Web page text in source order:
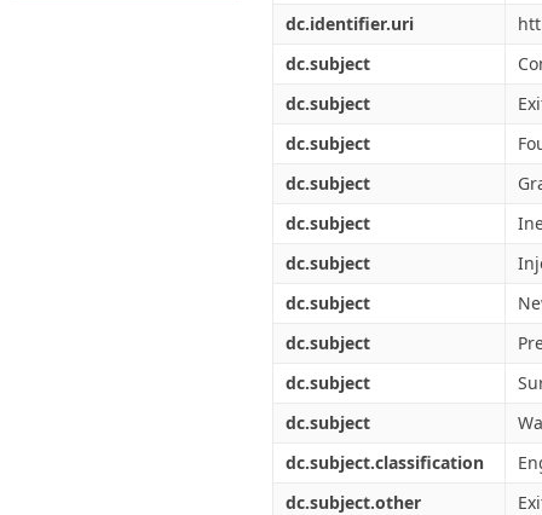
dc.identifier.uri
dc.subject
dc.subject
dc.subject
dc.subject
dc.subject
dc.subject
dc.subject
dc.subject
dc.subject
dc.subject
dc.subject.classification
dc.subject.other